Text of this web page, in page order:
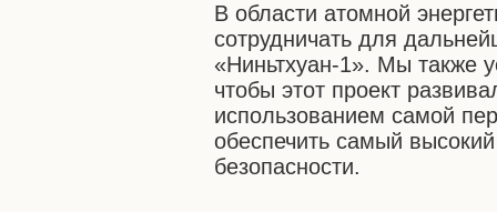
В области атомной
сотрудничать для
«Ниньтхуан-1». Мы также
чтобы этот проект
использованием самой
обеспечить самый
безопасности.